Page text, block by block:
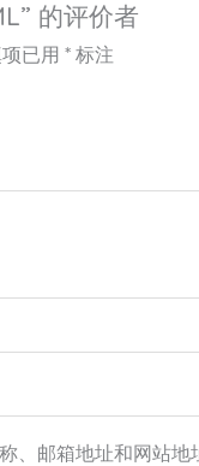
的评价者
项已用* 标注
、邮箱地址和网站地